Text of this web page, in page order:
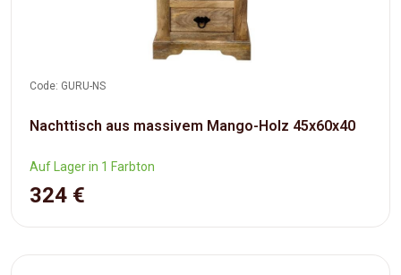
Code: GURU-NS
Nachttisch aus massivem Mango-Holz 45x60x40
Auf Lager in 1 Farbton
324 €